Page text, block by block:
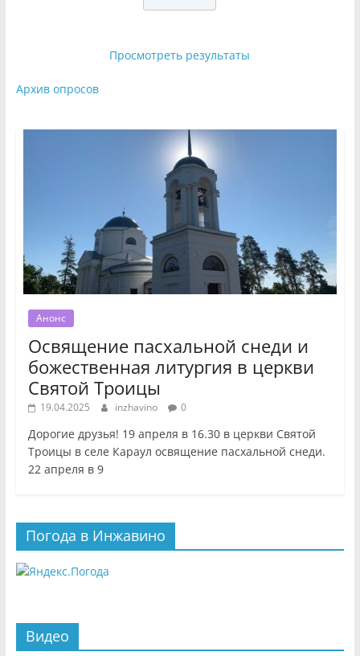
Просмотреть результаты
Архив опросов
Анонс
Освящение пасхальной снеди и
божественная литургия в церкви
Святой Троицы
19.04.2025 inzhavino 0
Дорогие друзья! 19 апреля в 16.30 в церкви Святой
Троицы в селе Караул освящение пасхальной снеди.
22 апреля в 9
Погода в Инжавино
Видео